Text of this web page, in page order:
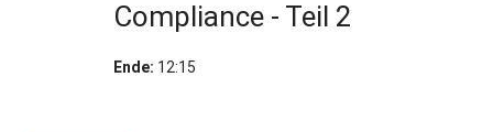
Compliance - Teil 2
Ende: 12:15